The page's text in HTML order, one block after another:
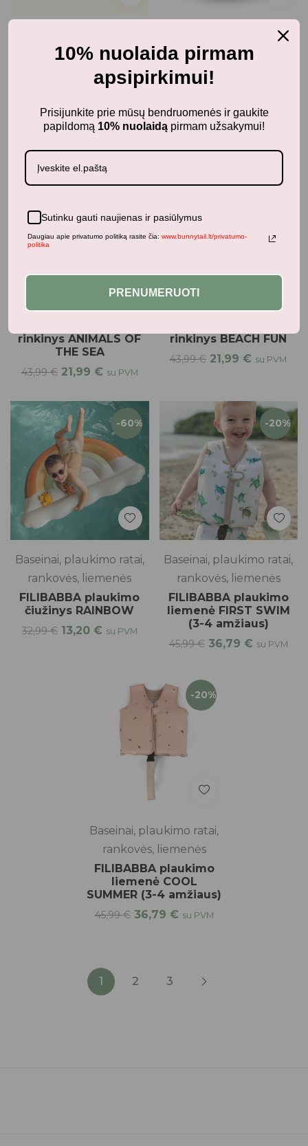
Filibabba Mokymasis
dygsniuoti rinkinys -
Forest Friends
Baseinai, plaukimo ratai,
rankovės, liemenės
Filibabba paplūdimio
kamuolys "Gold
6,99€ 3,49€ su PVM
rinkinys ANIMALS OF
THE SEA
43,99€ 21,99 € su PVM
rinkinys BEACH FUN
43,99€ 21,99€ su PVM
-60%
Baseinai, plaukimo ratai,
rankovės, liemenės
FILIBABBA plaukimo
čiužinys RAINBOW
32,99€ 13,20 € su PVM
-20%
Baseinai, plaukimo ratai,
rankovės, liemenės
FILIBABBA plaukimo
liemenė FIRST SWIM
(3-4 amžiaus)
45,99€ 36,79 € su PVM
-20%
Baseinai, plaukimo ratai,
rankovės, liemenės
FILIBABBA plaukimo
liemenė COOL
SUMMER (3-4 amžiaus)
45,99€ 36,79 € su PVM
1 2 3
10% nuolaida pirmam
apsipirkimui!
Prisijunkite prie mūsų bendruomenės ir gaukite
papildomą 10% nuolaidą pirmam užsakymui!
Sutinku gauti naujienas ir pasiūlymus
Daugiau apie privatumo politiką rasite čia: www.bunnytail.lt/privatumo-
politika
PRENUMERUOTI